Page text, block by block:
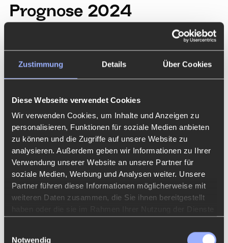
Zustimmung Details Über Cookies
Diese Webseite verwendet Cookies
Wir verwenden Cookies, um Inhalte und Anzeigen zu
personalisieren, Funktionen für soziale Medien anbieten
zu können und die Zugriffe auf unsere Website zu
analysieren. Außerdem geben wir Informationen zu Ihrer
Verwendung unserer Website an unsere Partner für
soziale Medien, Werbung und Analysen weiter. Unsere
Partner führen diese Informationen möglicherweise mit
weiteren Daten zusammen, die Sie ihnen bereitgestellt
Notwendig
Prognose 2024
Webflow gewinnt kontinuierlich an Bedeutung in der
Webdesign-Branche. Es ist ein Thema, das oft und
leidenschaftlich diskutiert wird und zunehmend
häufiger damit in Berührung, was die Plattform
weiter in den Fokus rückt.
Obwohl Konkurrenten wie Framer und verschiedene
KI-basierte Tools auf den Markt drängen, behauptet
sich Webflow dank seiner umfangreichen
Möglichkeiten weiterhin an der Spitze. Seine